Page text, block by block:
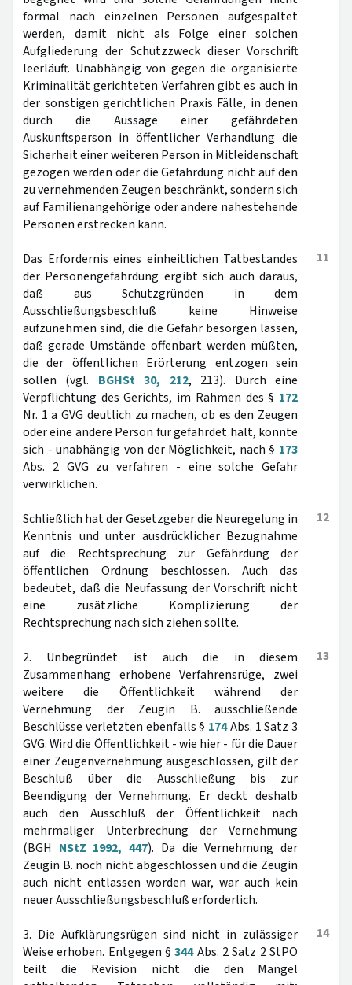
formal nach einzelnen Personen aufgespaltet
werden, damit nicht als Folge einer solchen
Aufgliederung der Schutzzweck dieser Vorschrift
leerläuft. Unabhängig von gegen die organisierte
Kriminalität gerichteten Verfahren gibt es auch in
der sonstigen gerichtlichen Praxis Fälle, in denen
durch die Aussage einer gefährdeten
Auskunftsperson in öffentlicher Verhandlung die
Sicherheit einer weiteren Person in Mitleidenschaft
gezogen werden oder die Gefährdung nicht auf den
zu vernehmenden Zeugen beschränkt, sondern sich
auf Familienangehörige oder andere nahestehende
Personen erstrecken kann.
11
Das Erfordernis eines einheitlichen Tatbestandes
der Personengefährdung ergibt sich auch daraus,
daß aus Schutzgründen in dem
Ausschließungsbeschluß keine Hinweise
aufzunehmen sind, die die Gefahr besorgen lassen,
daß gerade Umstände offenbart werden müßten,
die der öffentlichen Erörterung entzogen sein
sollen (vgl. BGHSt 30, 212, 213). Durch eine
Verpflichtung des Gerichts, im Rahmen des § 172
Nr. 1 a GVG deutlich zu machen, ob es den Zeugen
oder eine andere Person für gefährdet hält, könnte
sich - unabhängig von der Möglichkeit, nach § 173
Abs. 2 GVG zu verfahren - eine solche Gefahr
verwirklichen.
12
Schließlich hat der Gesetzgeber die Neuregelung in
Kenntnis und unter ausdrücklicher Bezugnahme
auf die Rechtsprechung zur Gefährdung der
öffentlichen Ordnung beschlossen. Auch das
bedeutet, daß die Neufassung der Vorschrift nicht
eine zusätzliche Komplizierung der
Rechtsprechung nach sich ziehen sollte.
13
2. Unbegründet ist auch die in diesem
Zusammenhang erhobene Verfahrensrüge, zwei
weitere die Öffentlichkeit während der
Vernehmung der Zeugin B. ausschließende
Beschlüsse verletzten ebenfalls § 174Abs. 1 Satz 3
GVG. Wird die Öffentlichkeit - wie hier - für die Dauer
einer Zeugenvernehmung ausgeschlossen, gilt der
Beschluß über die Ausschließung bis zur
Beendigung der Vernehmung. Er deckt deshalb
auch den Ausschluß der Öffentlichkeit nach
mehrmaliger Unterbrechung der Vernehmung
(BGH NStZ 1992, 447). Da die Vernehmung der
Zeugin B. noch nicht abgeschlossen und die Zeugin
auch nicht entlassen worden war, war auch kein
neuer Ausschließungsbeschluß erforderlich.
14
3. Die Aufklärungsrügen sind nicht in zulässiger
Weise erhoben. Entgegen §344Abs. 2 Satz 2 StPO
teilt die Revision nicht die den Mangel